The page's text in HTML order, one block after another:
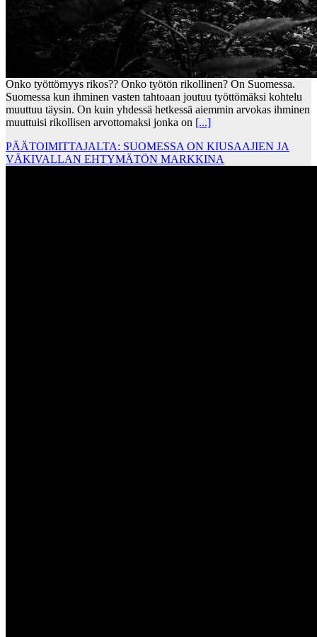
Onko työttömyys rikos?? Onko työtön rikollinen? On Suomessa.
Suomessa kun ihminen vasten tahtoaan joutuu työttömäksi kohtelu
muuttuu täysin. On kuin yhdessä hetkessä aiemmin arvokas ihminen
muuttuisi rikollisen arvottomaksi jonka on [...]
PÄÄTOIMITTAJALTA: SUOMESSA ON KIUSAAJIEN JA
VÄKIVALLAN EHTYMÄTÖN MARKKINA